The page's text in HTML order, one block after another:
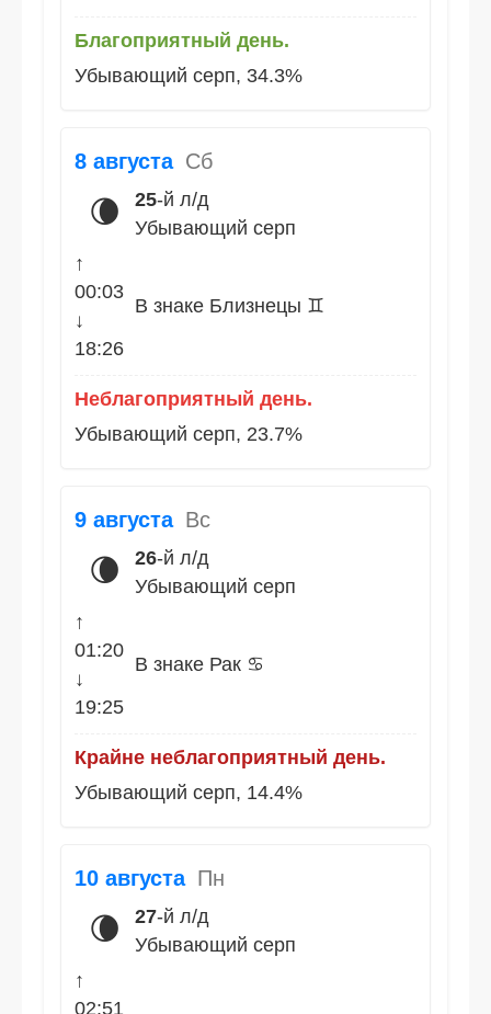
Благоприятный день.
Убывающий серп, 34.3%
8 августа Сб
🌘 25-й л/д
Убывающий серп
↑
00:03
↓
18:26
В знаке Близнецы ♊
Неблагоприятный день.
Убывающий серп, 23.7%
9 августа Вс
🌘 26-й л/д
Убывающий серп
↑
01:20
↓
19:25
В знаке Рак ♋
Крайне неблагоприятный день.
Убывающий серп, 14.4%
10 августа Пн
🌘 27-й л/д
Убывающий серп
↑
02:51